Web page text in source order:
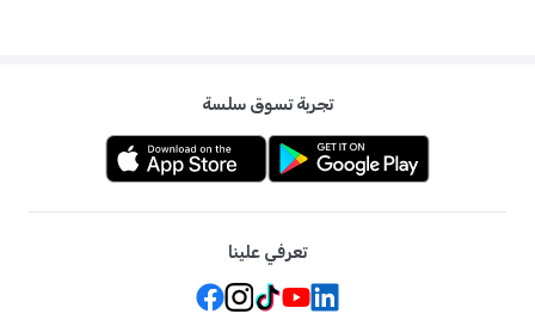
تجربة تسوق سلسة
تعرفي علينا